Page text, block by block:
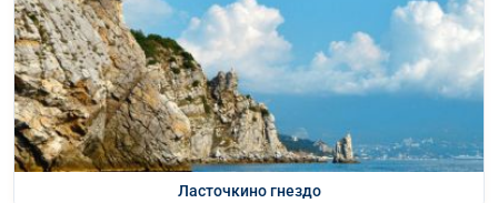
Ласточкино гнездо